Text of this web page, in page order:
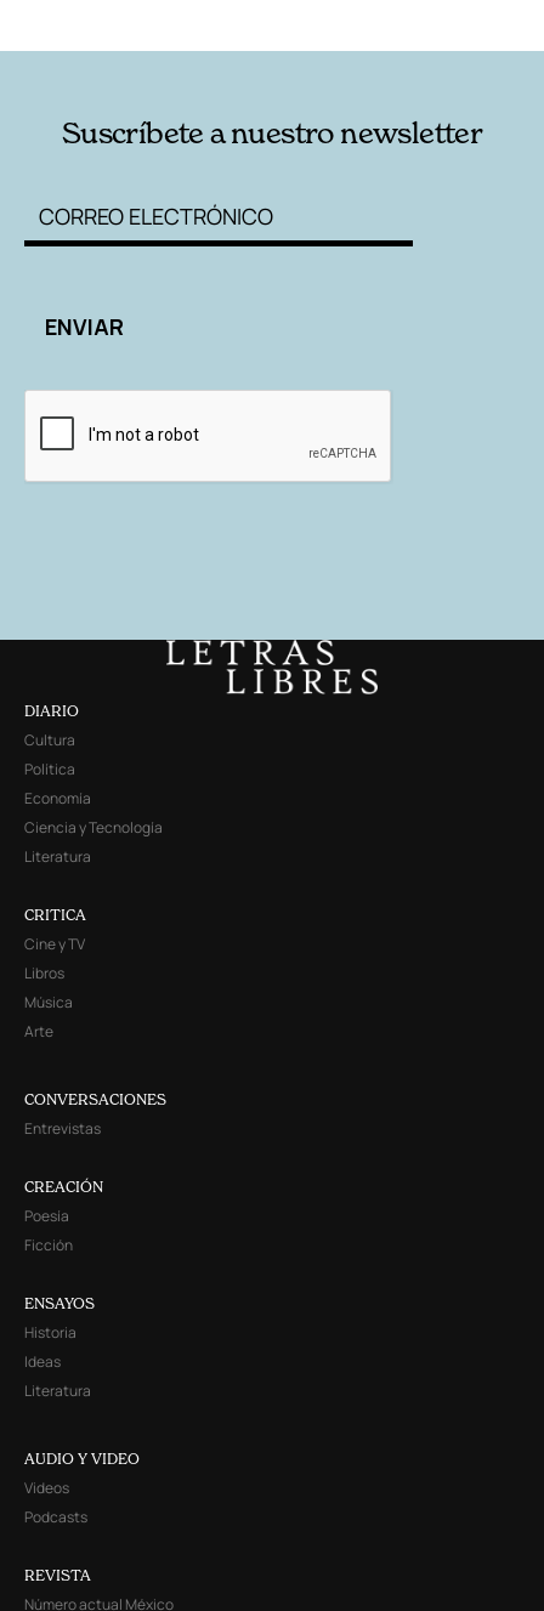
Suscríbete a nuestro newsletter
DIARIO
Cultura
Política
Economía
Ciencia y Tecnología
Literatura
CRITICA
Cine y TV
Libros
Música
Arte
CONVERSACIONES
Entrevistas
CREACIÓN
Poesía
Ficción
ENSAYOS
Historia
Ideas
Literatura
AUDIO Y VIDEO
Videos
Podcasts
REVISTA
Número actual México